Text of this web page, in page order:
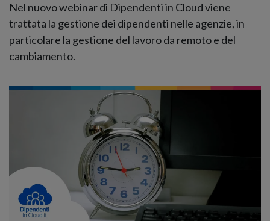
Nel nuovo webinar di Dipendenti in Cloud viene
trattata la gestione dei dipendenti nelle agenzie, in
particolare la gestione del lavoro da remoto e del
cambiamento.